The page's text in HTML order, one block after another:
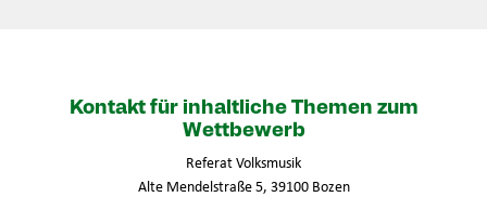
Kontakt für inhaltliche Themen zum
Wettbewerb
Referat Volksmusik
Alte Mendelstraße 5, 39100 Bozen